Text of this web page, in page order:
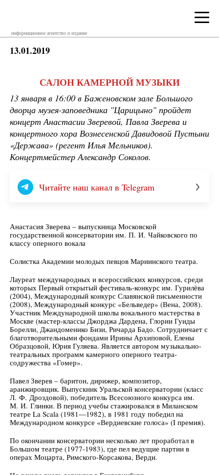
информационное агентство и издание
13.01.2019
САЛОН КАМЕРНОЙ МУЗЫКИ
13 января в 16:00 в Баженовском зале Большого
дворца музея-заповедника "Царицыно" пройдет
концерт Анастасии Зверевой, Павла Зверева и
концертного хора Вознесенской Давидовой Пустыни
«Держава» (регент Илья Мельников).
Концертмейстер Александр Соколов.
Читайте наш канал в Telegram
Анастасия Зверева – выпускница Московской
государственной консерватории им. П. И. Чайковского по
классу оперного вокала
Солистка Академии молодых певцов Мариинского театра.
Лауреат международных и всероссийских конкурсов, среди
которых Первый открытый фестиваль-конкурс им. Гурилёва
(2004), Международный конкурс Славянской письменности
(2008), Международный конкурс «Бельведер» (Вена, 2008).
Участник Международной школы вокального мастерства в
Москве (мастер-классы Джорджа Дардена, Глории Гуиды
Борелли, Джандоменико Бизи, Ричарда Бадо. Сотрудничает с
благотворительными фондами Ирины Архиповой, Елены
Образцовой, Юрия Гуляева. Является автором музыкально-
театральных программ камерного оперного театра-
содружества «Гомер».
Павел Зверев – баритон, дирижер, композитор,
аранжировщик. Выпускник Уральской консерватории (класс
Л. Ф. Дроздовой), победитель Всесоюзного конкурса им.
М. И. Глинки. В период учебы стажировался в Миланском
театре La Scala (1981—1982), в 1981 году победил на
Международном конкурсе «Вердиевские голоса» (I премия).
По окончании консерватории несколько лет проработал в
Большом театре (1977-1983), где пел ведущие партии в
операх Моцарта, Римского-Корсакова, Верди.